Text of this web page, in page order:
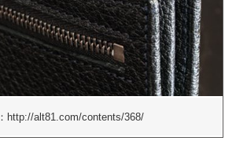
http://alt81.com/contents/368/